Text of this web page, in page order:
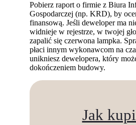
Pobierz raport o firmie z Biura
Gospodarczej (np. KRD), by
finansową. Jeśli deweloper ma
widnieje w rejestrze, w twojej
zapalić się czerwona lampka.
płaci innym wykonawcom na
unikniesz dewelopera, który
dokończeniem budowy.
Jak